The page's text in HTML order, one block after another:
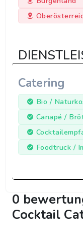
Catering
Bio /
Canapé /
Foodtruck /
0
Cocktail